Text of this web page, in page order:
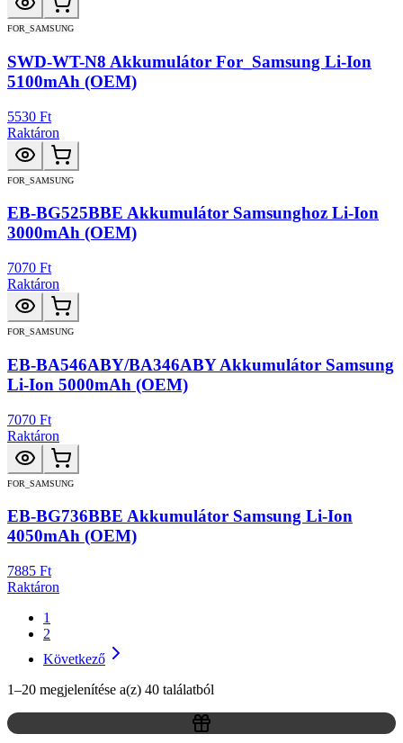
FOR_SAMSUNG
SWD-WT-N8 Akkumulátor For_Samsung Li-Ion
5100mAh (OEM)
5530 Ft
Raktáron
FOR_SAMSUNG
EB-BG525BBE Akkumulátor Samsunghoz Li-Ion
3000mAh (OEM)
7070 Ft
Raktáron
FOR_SAMSUNG
EB-BA546ABY/BA346ABY Akkumulátor Samsung
Li-Ion 5000mAh (OEM)
7070 Ft
Raktáron
FOR_SAMSUNG
EB-BG736BBE Akkumulátor Samsung Li-Ion
4050mAh (OEM)
7885 Ft
Raktáron
1
2
Következő
1–20 megjelenítése a(z) 40 találatból